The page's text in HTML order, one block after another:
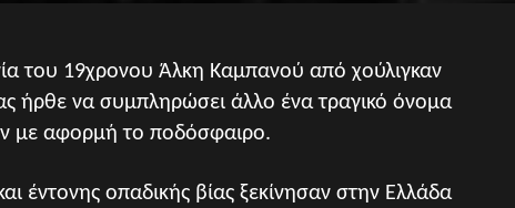
του 19χρονου Άλκη Καμπανού από χούλιγκαν
ήρθε να συμπληρώσει άλλο ένα τραγικό όνομα
με αφορμή το ποδόσφαιρο.
έντονης οπαδικής βίας ξεκίνησαν στην Ελλάδα